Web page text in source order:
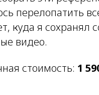
перелопатить
куда я сохранял
видео.
стоимость: 1